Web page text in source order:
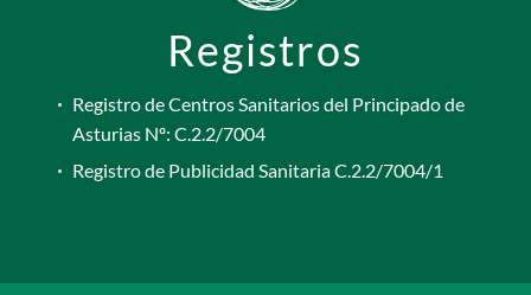
Registros
Registro de Centros Sanitarios del Principado de
Asturias Nº: C.2.2/7004
Registro de Publicidad Sanitaria C.2.2/7004/1